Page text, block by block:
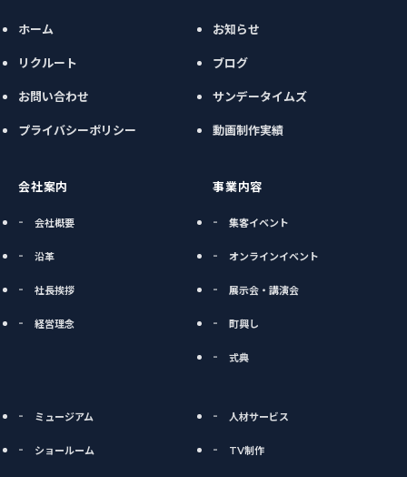
ホーム
リクルート
お問い合わせ
プライバシーポリシー
お知らせ
ブログ
サンデータイムズ
動画制作実績
会社案内
会社概要
沿革
社長挨拶
経営理念
事業内容
集客イベント
オンラインイベント
展示会・講演会
町興し
式典
ミュージアム
ショールーム
人材サービス
TV制作